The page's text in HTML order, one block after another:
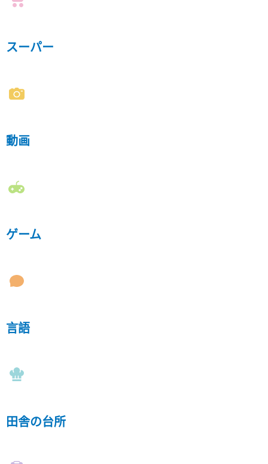
スーパー
動画
ゲーム
言語
田舎の台所